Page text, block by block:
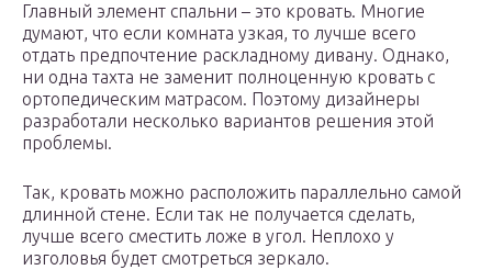
Главный элемент спальни – это кровать. Многие
думают, что если комната узкая, то лучше всего
отдать предпочтение раскладному дивану. Однако,
ни одна тахта не заменит полноценную кровать с
ортопедическим матрасом. Поэтому дизайнеры
разработали несколько вариантов решения этой
проблемы.
Так, кровать можно расположить параллельно самой
длинной стене. Если так не получается сделать,
лучше всего сместить ложе в угол. Неплохо у
изголовья будет смотреться зеркало.